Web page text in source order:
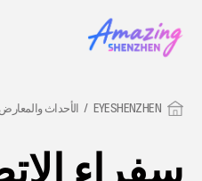
EYESHENZHEN الأحداث والمعارض